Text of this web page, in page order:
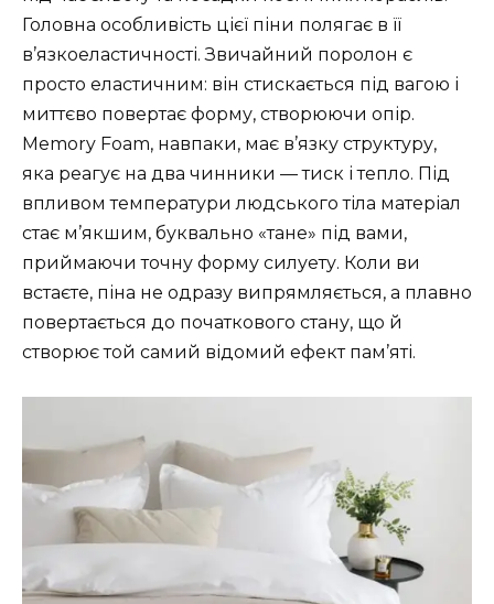
Головна особливість цієї піни полягає в її
в’язкоеластичності. Звичайний поролон є
просто еластичним: він стискається під вагою і
миттєво повертає форму, створюючи опір.
Memory Foam, навпаки, має в’язку структуру,
яка реагує на два чинники — тиск і тепло. Під
впливом температури людського тіла матеріал
стає м’якшим, буквально «тане» під вами,
приймаючи точну форму силуету. Коли ви
встаєте, піна не одразу випрямляється, а плавно
повертається до початкового стану, що й
створює той самий відомий ефект пам’яті.